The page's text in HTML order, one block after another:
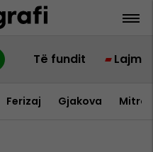
Të fundit Lajme
Ferizaj Gjakova